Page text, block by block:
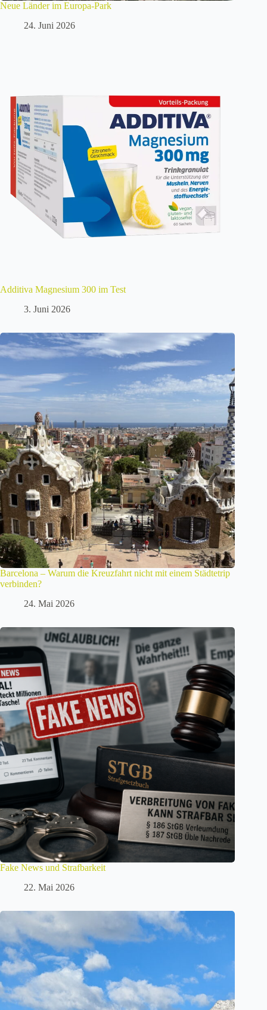
Neue Länder im Europa-Park
24. Juni 2026
Additiva Magnesium 300 im Test
3. Juni 2026
Barcelona – Warum die Kreuzfahrt nicht mit einem Städtetrip
verbinden?
24. Mai 2026
Fake News und Strafbarkeit
22. Mai 2026